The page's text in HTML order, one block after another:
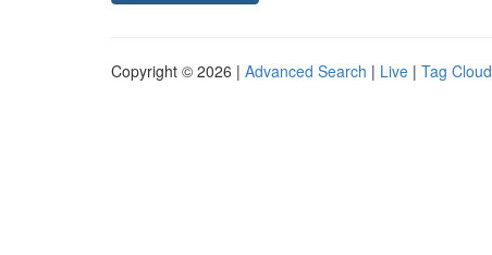
Copyright © 2026 | Advanced Search | Live | Tag Cloud